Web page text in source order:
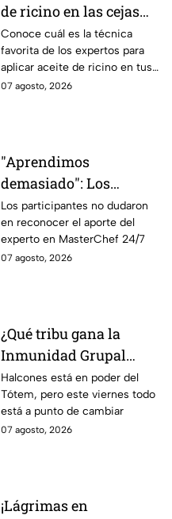
de ricino en las cejas
correctamente sin
obstruir los poros de la
piel?
Conoce cuál es la técnica
favorita de los expertos para
aplicar aceite de ricino en tus
cejas y hacerlas mpás tupidas
07 agosto, 2026
"Aprendimos
demasiado": Los
cocineros aplauden las
clases del Chef Alberto
Collarte en MasterChef
24/7 (VIDEO)
Los participantes no dudaron
en reconocer el aporte del
experto en MasterChef 24/7
07 agosto, 2026
¿Qué tribu gana la
Inmunidad Grupal
HOY, 07 de agosto, en
Survivor México La
Reliquia en Llamas?
Halcones está en poder del
Tótem, pero este viernes todo
está a punto de cambiar
07 agosto, 2026
¡Lágrimas en